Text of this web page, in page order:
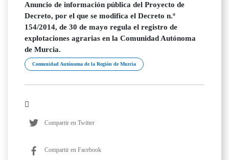
Anuncio de información pública del Proyecto de
Decreto, por el que se modifica el Decreto n.º
154/2014, de 30 de mayo regula el registro de
explotaciones agrarias en la Comunidad Autónoma
de Murcia.
Comunidad Autónoma de la Región de Murcia
Compartir en Twitter
Compartir en Facebook